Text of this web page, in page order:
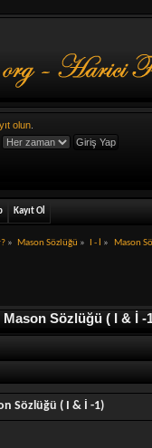
olun
Kayıt Ol
» Mason Sözlüğü » I - İ » Mason
Sözlüğü ( I & İ -
Sözlüğü ( I & İ -1)